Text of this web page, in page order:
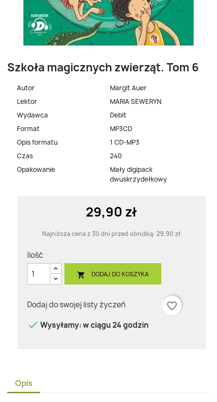
Szkoła magicznych zwierząt. Tom 6
Autor
Margit Auer
Lektor
MARIA SEWERYN
Wydawca
Debit
Format
MP3CD
Opis formatu
1 CD-MP3
Czas
240
Opakowanie
Mały digipack
dwuskrzydełkowy
29,90 zł
Najniższa cena z 30 dni przed obniżką:29,90 zł
Ilość
 DODAJ DO KOSZYKA
Dodaj do swojej listy życzeń
favorite_border
 Wysyłamy: w ciągu 24 godzin
Opis